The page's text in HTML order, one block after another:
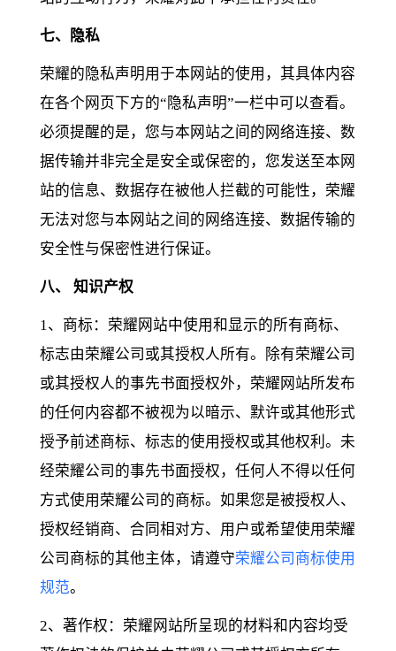
七、隐私
荣耀的隐私声明用于本网站的使用，其具体内容
在各个网页下方的“隐私声明”一栏中可以查看。
必须提醒的是，您与本网站之间的网络连接、数
据传输并非完全是安全或保密的，您发送至本网
站的信息、数据存在被他人拦截的可能性，荣耀
无法对您与本网站之间的网络连接、数据传输的
安全性与保密性进行保证。
八、 知识产权
1、商标：荣耀网站中使用和显示的所有商标、
标志由荣耀公司或其授权人所有。除有荣耀公司
或其授权人的事先书面授权外，荣耀网站所发布
的任何内容都不被视为以暗示、默许或其他形式
授予前述商标、标志的使用授权或其他权利。未
经荣耀公司的事先书面授权，任何人不得以任何
方式使用荣耀公司的商标。如果您是被授权人、
授权经销商、合同相对方、用户或希望使用荣耀
公司商标的其他主体，请遵守荣耀公司商标使用
规范。
2、著作权：荣耀网站所呈现的材料和内容均受